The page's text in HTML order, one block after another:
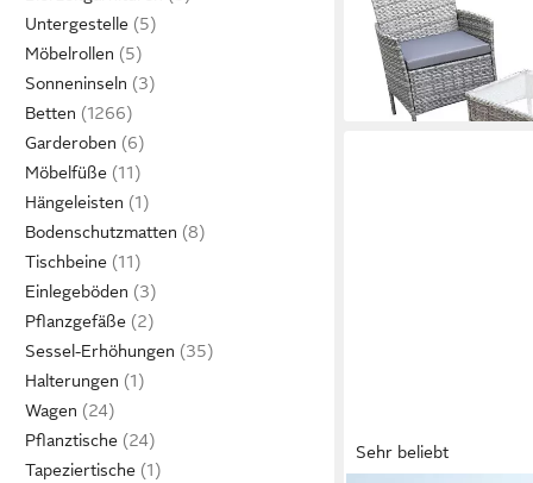
Untergestelle
Möbelrollen
Sonneninseln
Betten
Garderoben
Möbelfüße
Hängeleisten
Bodenschutzmatten
Tischbeine
Einlegeböden
Pflanzgefäße
Sessel-Erhöhungen
Halterungen
Wagen
Pflanztische
Tapeziertische
-41%
lieferbar - in 4-5
Sehr beliebt